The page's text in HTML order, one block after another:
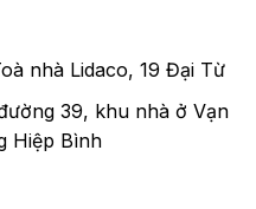
nhà Lidaco, 19 Đại Từ
39, khu nhà ở Vạn
Hiệp Bình